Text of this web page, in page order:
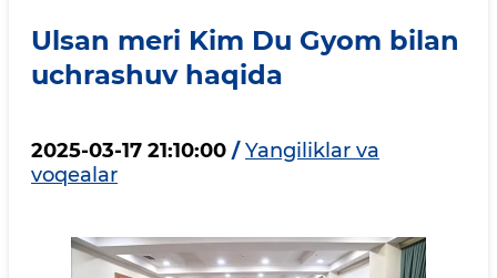
Ulsan meri Kim Du Gyom bilan
uchrashuv haqida
2025-03-17 21:10:00 / Yangiliklar va
voqealar